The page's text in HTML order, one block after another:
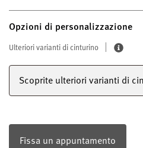
Opzioni di personalizzazione
Ulteriori varianti di cinturino
Scoprite ulteriori varianti di
Fissa un appuntamento